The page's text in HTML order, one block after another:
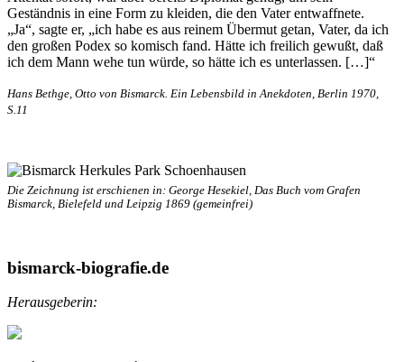
Geständnis in eine Form zu kleiden, die den Vater entwaffnete.
„Ja“, sagte er, „ich habe es aus reinem Übermut getan, Vater, da ich
den großen Podex so komisch fand. Hätte ich freilich gewußt, daß
ich dem Mann wehe tun würde, so hätte ich es unterlassen. […]“
Hans Bethge, Otto von Bismarck. Ein Lebensbild in Anekdoten, Berlin 1970,
S.11
Die Zeichnung ist erschienen in: George Hesekiel, Das Buch vom Grafen
Bismarck, Bielefeld und Leipzig 1869 (gemeinfrei)
bismarck-biografie.de
Herausgeberin: